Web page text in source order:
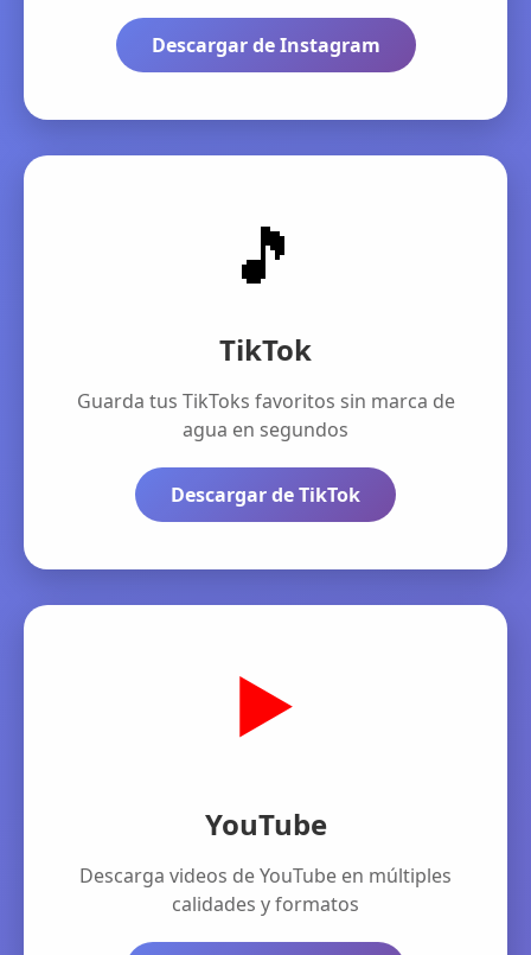
Descargar de Instagram
🎵
TikTok
Guarda tus TikToks favoritos sin marca de
agua en segundos
Descargar de TikTok
▶️
YouTube
Descarga videos de YouTube en múltiples
calidades y formatos